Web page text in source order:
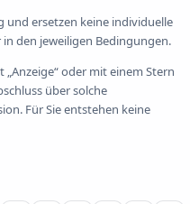
und ersetzen keine individuelle
den jeweiligen Bedingungen.
„Anzeige“ oder mit einem Stern
über solche
Für Sie entstehen keine